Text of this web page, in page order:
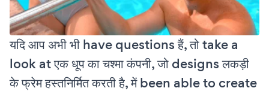
यदि आप अभी भी have questions हैं, तो take a
look at एक धूप का चश्मा कंपनी, जो designs लकड़ी
के फ्रेम हस्तनिर्मित करती है, में been able to create